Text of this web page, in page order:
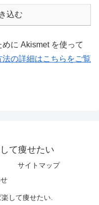
込む
に Akismet を使って
の詳細はこちらをご覧
て痩せたい
サイトマップ
して痩せたい.